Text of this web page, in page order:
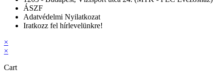
ÁSZF
Adatvédelmi Nyilatkozat
Iratkozz fel hírlevelünkre!
×
×
Cart